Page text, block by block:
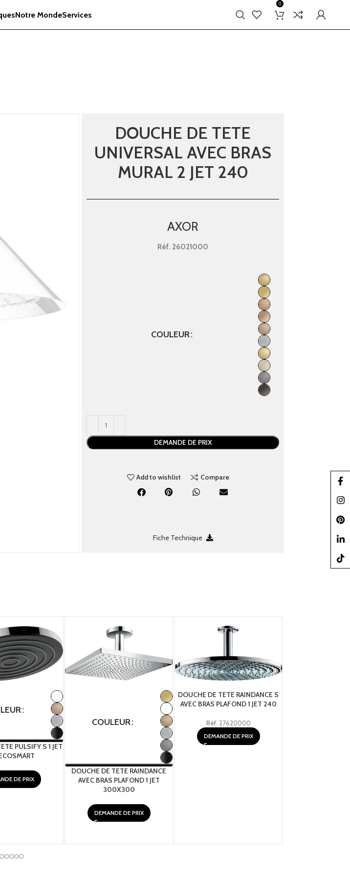
Notre MondeServices
0
DOUCHE DE TETE
UNIVERSAL AVEC BRAS
MURAL 2 JET 240
AXOR
Réf. 26021000
COULEUR
DEMANDE DE PRIX
Add to wishlist Compare
Fiche Technique
PULSIFY S 1 JET
DE PRIX
COULEUR
DOUCHE DE TETE RAINDANCE
AVEC BRAS PLAFOND 1 JET
300X300
DEMANDE DE PRIX
DOUCHE DE TETE RAINDANCE S
AVEC BRAS PLAFOND 1 JET 240
Réf. 27620000
DEMANDE DE PRIX